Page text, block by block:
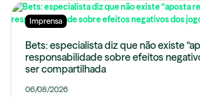
Imprensa
Bets: especialista diz que não existe
responsabilidade sobre efeitos
ser compartilhada
06/08/2026